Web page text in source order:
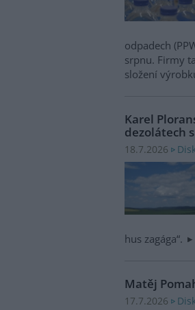
odpadech
srpnu. Firmy
složení
Karel
dezolátech
18.7.2026
hus zagága“.
Matěj
17.7.2026